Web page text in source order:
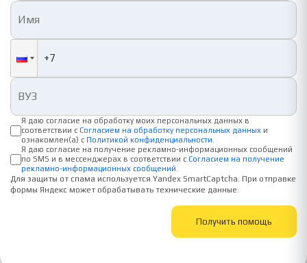
Я даю согласие на обработку моих персональных данных в
соответствии с Согласием на обработку персональных данных и
ознакомлен(а) с Политикой конфиденциальности
Я даю согласие на получение рекламно-информационных сообщений
по SMS и в мессенджерах в соответствии с Согласием на получение
рекламно-информационных сообщений
Для защиты от спама используется Yandex SmartCaptcha. При отправке
формы Яндекс может обрабатывать технические данные.
Получить помощь